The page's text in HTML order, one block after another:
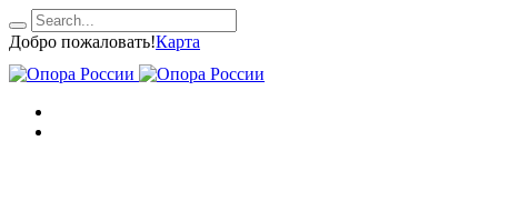
Добро пожаловать!Карта